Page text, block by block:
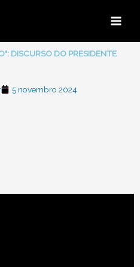
DISCURSO DO PRESIDENTE
5 novembro 2024